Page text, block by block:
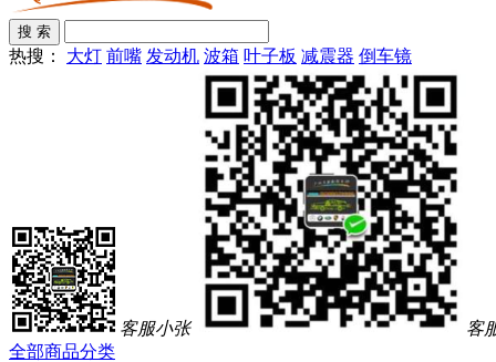
热搜： 大灯 前嘴 发动机 波箱 叶子板 减震器 倒车镜
客服小张
客
全部商品分类